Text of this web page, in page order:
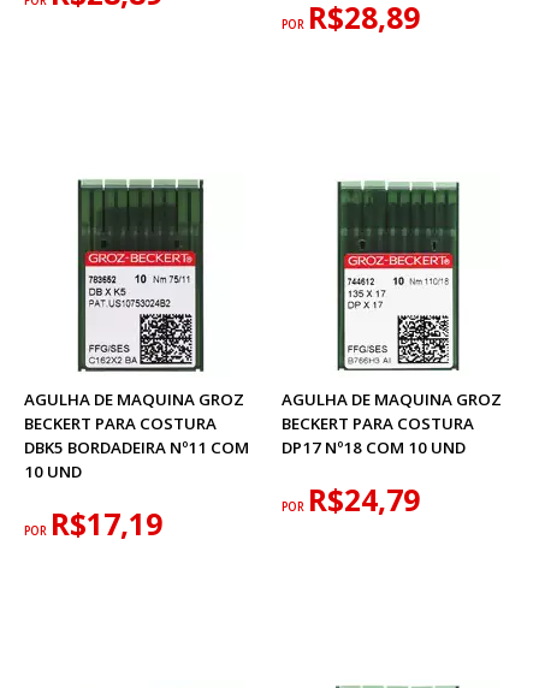
POR R$28,89
AGULHA DE MAQUINA GROZ
BECKERT PARA COSTURA
DBK5 BORDADEIRA Nº11 COM
10 UND
POR R$17,19
AGULHA DE MAQUINA GROZ
BECKERT PARA COSTURA
DP17 Nº18 COM 10 UND
POR R$24,79